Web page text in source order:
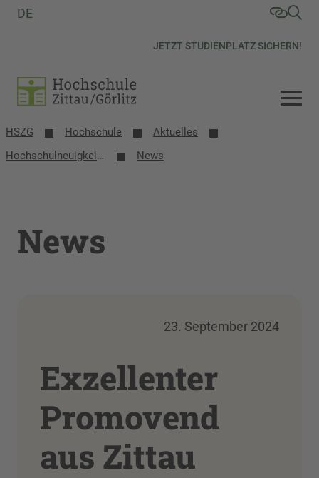
JETZT STUDIENPLATZ SICHERN!
DE
HSZG Hochschule
Aktuelles
Hochschulneuigkeiten Vorschau
News
News
23. September 2024
Exzellenter
Promovend
aus Zittau